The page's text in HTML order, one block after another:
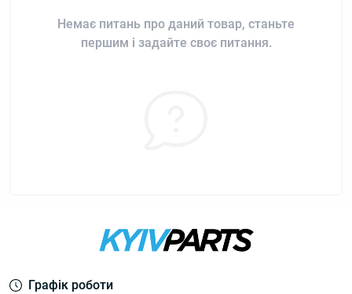
Немає питань про даний товар, станьте
першим і задайте своє питання.
Графік роботи